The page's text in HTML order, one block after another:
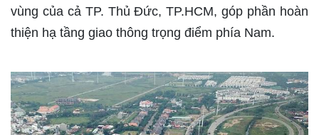
vùng của cả TP. Thủ Đức, TP.HCM, góp phần hoàn
thiện hạ tầng giao thông trọng điểm phía Nam.